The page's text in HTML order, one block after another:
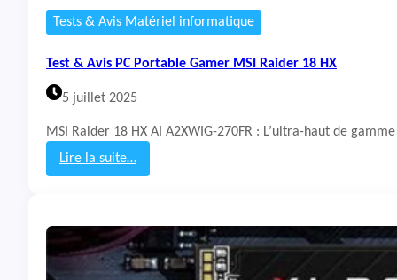
Tests & Avis Matériel informatique
Test & Avis PC Portable Gamer MSI Raider 18 HX
5 juillet 2025
MSI Raider 18 HX AI A2XWIG-270FR : L’ultra-haut de
Lire la suite…
:
s
t
&